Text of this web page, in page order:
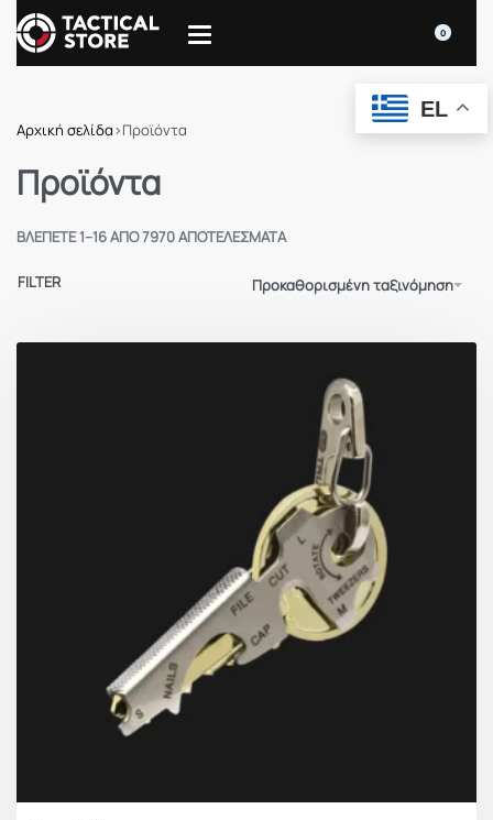
0
Αρχική σελίδα›Προϊόντα
Προϊόντα
ΒΛΈΠΕΤΕ 1–16 ΑΠΌ 7970 ΑΠΟΤΕΛΈΣΜΑΤΑ
Προκαθορισμένη ταξινόμηση
FILTER
EL